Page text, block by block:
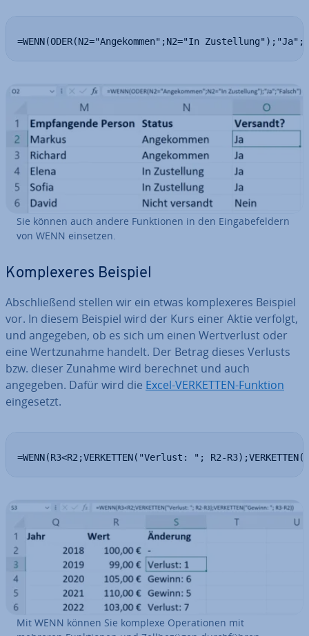
=WENN(ODER(N2="Angekommen";N2="In
Sie können auch andere Funk­tio­nen in den Ein­ga­be­fel­dern
von WENN einsetzen.
Kom­ple­xe­res Beispiel
Ab­schlie­ßend stellen wir ein etwas kom­ple­xe­res Beispiel
vor. In diesem Beispiel wird der Kurs einer Aktie verfolgt,
und angegeben, ob es sich um einen Wert­ver­lust oder
eine Wert­zu­nah­me handelt. Der Betrag dieses Verlusts
bzw. dieser Zunahme wird berechnet und auch
angegeben. Dafür wird die Excel-VERKETTEN-Funktion
ein­ge­setzt.
=WENN(R3<R2;VERKETTEN("Verlust: "; R2-
Mit WENN können Sie komplexe Ope­ra­tio­nen mit